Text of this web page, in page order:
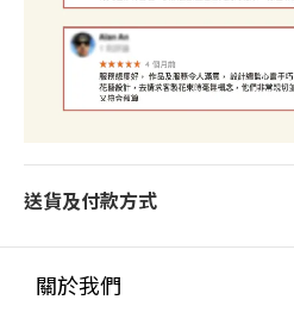
送貨及付款方式
關於我們